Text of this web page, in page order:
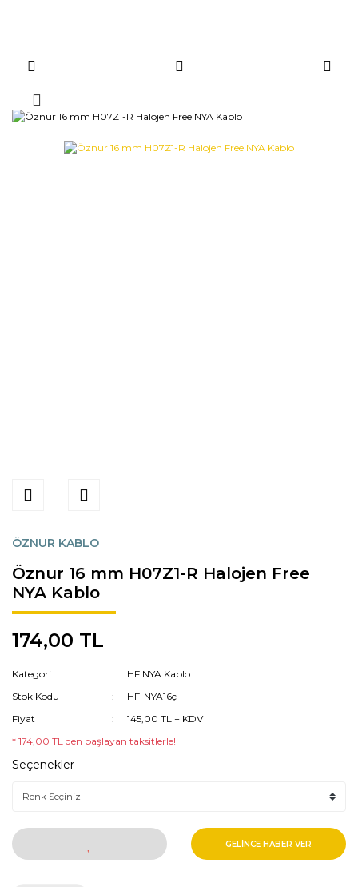
ÖZNUR KABLO
Öznur 16 mm H07Z1-R Halojen Free
NYA Kablo
174,00 TL
Kategori
HF NYA Kablo
Stok Kodu
HF-NYA16ç
Fiyat
145,00 TL + KDV
* 174,00 TL den başlayan taksitlerle!
Seçenekler
GELİNCE HABER VER